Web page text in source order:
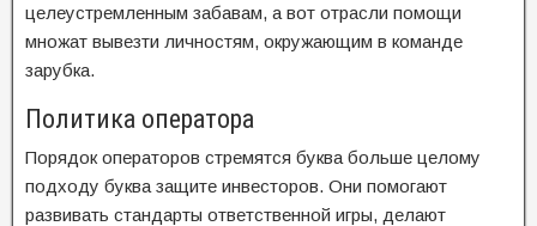
целеустремленным забавам, а вот отрасли помощи
множат вывезти личностям, окружающим в команде
зарубка.
Политика оператора
Порядок операторов стремятся буква больше целому
подходу буква защите инвесторов. Они помогают
развивать стандарты ответственной игры, делают